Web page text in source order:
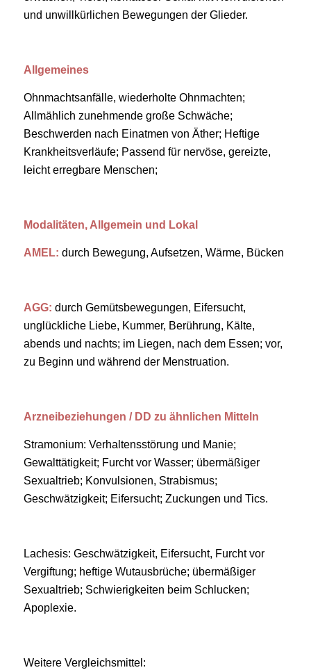
und unwillkürlichen Bewegungen der Glieder.
Allgemeines
Ohnmachtsanfälle, wiederholte Ohnmachten;
Allmählich zunehmende große Schwäche;
Beschwerden nach Einatmen von Äther; Heftige
Krankheitsverläufe; Passend für nervöse, gereizte,
leicht erregbare Menschen;
Modalitäten, Allgemein und Lokal
AMEL: durch Bewegung, Aufsetzen, Wärme, Bücken
AGG: durch Gemütsbewegungen, Eifersucht,
unglückliche Liebe, Kummer, Berührung, Kälte,
abends und nachts; im Liegen, nach dem Essen; vor,
zu Beginn und während der Menstruation.
Arzneibeziehungen / DD zu ähnlichen Mitteln
Stramonium: Verhaltensstörung und Manie;
Gewalttätigkeit; Furcht vor Wasser; übermäßiger
Sexualtrieb; Konvulsionen, Strabismus;
Geschwätzigkeit; Eifersucht; Zuckungen und Tics.
Lachesis: Geschwätzigkeit, Eifersucht, Furcht vor
Vergiftung; heftige Wutausbrüche; übermäßiger
Sexualtrieb; Schwierigkeiten beim Schlucken;
Apoplexie.
Weitere Vergleichsmittel: